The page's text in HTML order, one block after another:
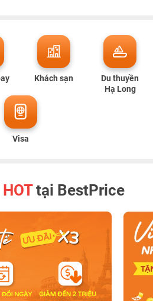
Khách sạn
Du thuyền
Hạ Long
Visa
HOTtại BestPrice